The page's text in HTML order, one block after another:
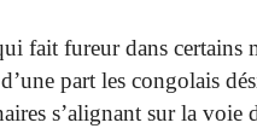
fait fureur dans
part les congolais
s’alignant sur la